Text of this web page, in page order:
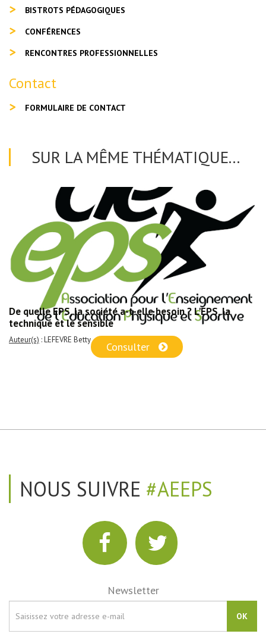
BISTROTS PÉDAGOGIQUES
CONFÉRENCES
RENCONTRES PROFESSIONNELLES
Contact
FORMULAIRE DE CONTACT
SUR LA MÊME THÉMATIQUE...
De quelle EPS, la société a-t-elle besoin ? L'EPS, la
technique et le sensible
Auteur(s) : LEFEVRE Betty
Consulter
NOUS SUIVRE #AEEPS
Newsletter
OK